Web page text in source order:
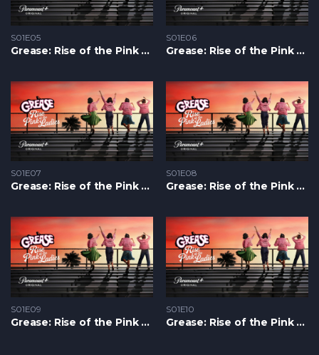
S01E05
Grease: Rise of the Pink Ladies S1 – Epizoda 05
S01E06
Grease: Rise of the Pink Ladies S1 – Epizoda 06
S01E07
Grease: Rise of the Pink Ladies S1 – Epizoda 07
S01E08
Grease: Rise of the Pink Ladies S1 – Epizoda 08
S01E09
Grease: Rise of the Pink Ladies S1 – Epizoda 09
S01E10
Grease: Rise of the Pink Ladies S1 – Epizoda 10